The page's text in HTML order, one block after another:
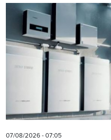
07/08/2026 - 07:05